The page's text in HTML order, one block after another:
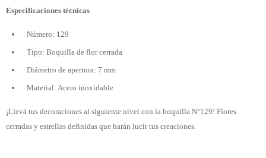
Especificaciones técnicas
Número: 129
Tipo: Boquilla de flor cerrada
Diámetro de apertura: 7 mm
Material: Acero inoxidable
¡Llevá tus decoraciones al siguiente nivel con la boquilla N°129! Flores
cerradas y estrellas definidas que harán lucir tus creaciones.